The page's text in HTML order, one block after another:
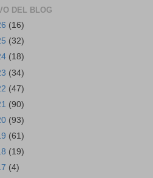
DEL BLOG
(16)
(32)
(18)
(34)
(47)
(90)
(93)
(61)
(19)
(4)